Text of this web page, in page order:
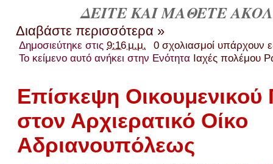
ΔΕΙΤΕ ΚΑΙ ΜΑΘΕΤΕ
Διαβάστε περισσότερα »
Δημοσιεύτηκε στις9:16 μ.μ.
0 σχολιασμοί υπάρχουν
Το κείμενο αυτό ανήκει στην Ενότητα Ιαχές πολέμου
Επίσκεψη Οικουμενικού
στον Αρχιερατικό Οίκο
Αδριανουπόλεως